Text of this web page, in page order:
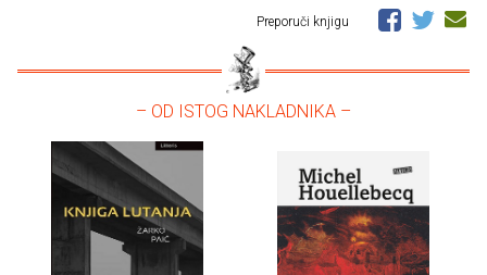
Preporuči knjigu
– OD ISTOG NAKLADNIKA –